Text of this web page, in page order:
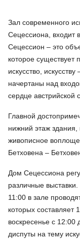
Зал современного
Сецессиона, входит
Сецессион – это
которое
искусство,
начертаны над
сердце австрийской
Главной
нижний этаж
живописное
Бетховена –
Дом Сецессиона
различные
11:00 в зале
которых составляет
воскресенье с 12:00
диспуты на тему